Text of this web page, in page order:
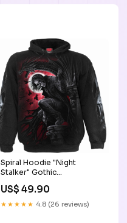
Spiral Hoodie "Night
Stalker" Gothic
Kapuzenpullover Dark
Forest
US$ 49.90
★★★★★ 4.8 (26 reviews)